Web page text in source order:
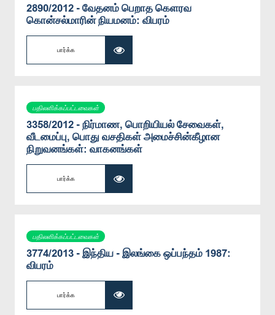
2890/2012 - வேதனம் பெறாத கெளரவ
கொன்சல்மாரின் நியமனம்: விபரம்
பார்க்க
பதிலளிக்கப்பட்டவைகள்
3358/2012 - நிர்மாண, பொறியியல் சேவைகள்,
வீடமைப்பு, பொது வசதிகள் அமைச்சின்கீழான
நிறுவனங்கள்: வாகனங்கள்
பார்க்க
பதிலளிக்கப்பட்டவைகள்
3774/2013 - இந்திய - இலங்கை ஒப்பந்தம் 1987:
விபரம்
பார்க்க